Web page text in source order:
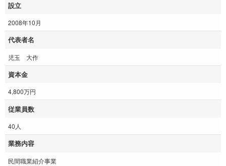
設立
2008年10月
代表者名
児玉 大作
資本金
4,800万円
従業員数
40人
業務内容
民間職業紹介事業